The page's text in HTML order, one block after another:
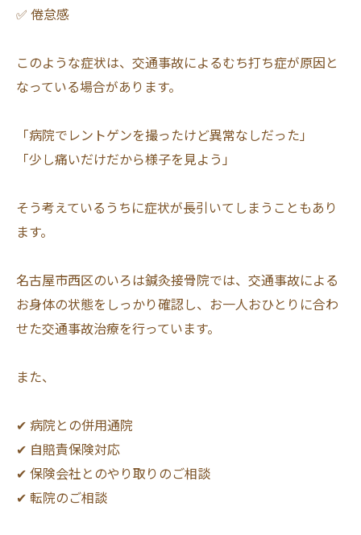
✅ 倦怠感
このような症状は、交通事故によるむち打ち症が原因と
なっている場合があります。
「病院でレントゲンを撮ったけど異常なしだった」
「少し痛いだけだから様子を見よう」
そう考えているうちに症状が長引いてしまうこともあり
ます。
名古屋市西区のいろは鍼灸接骨院では、交通事故による
お身体の状態をしっかり確認し、お一人おひとりに合わ
せた交通事故治療を行っています。
また、
✔ 病院との併用通院
✔ 自賠責保険対応
✔ 保険会社とのやり取りのご相談
✔ 転院のご相談